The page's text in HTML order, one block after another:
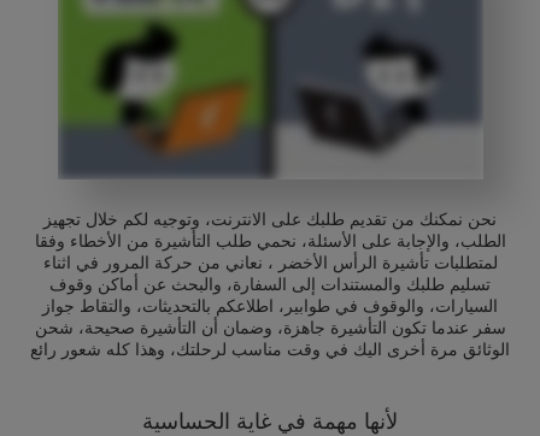
نحن نمكنك من تقديم طلبك على الانترنت، وتوجيه لكم خلال تجهيز
الطلب، والإجابة على الأسئلة، نحمي طلب التأشيرة من الأخطاء وفقا
لمتطلبات تأشيرة الرأس الأخضر ، نعاني من حركة المرور في اثناء
تسليم طلبك والمستندات إلى السفارة، والبحث عن أماكن وقوف
السيارات، والوقوف في طوابير، اطلاعكم بالتحديثات، والتقاط جواز
سفر عندما تكون التأشيرة جاهزة، وضمان أن التأشيرة صحيحة، شحن
الوثائق مرة أخرى اليك في وقت مناسب لرحلتك، وهذا كله شعور رائع
لأنها مهمة في غاية الحساسية